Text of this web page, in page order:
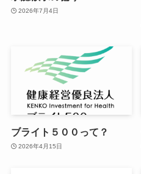
2026年7月4日
ブライト５００って？
2026年4月15日